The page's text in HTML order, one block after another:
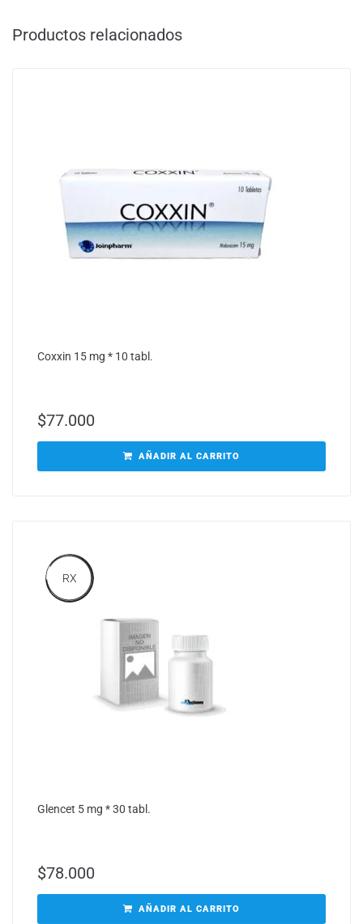
Productos relacionados
Coxxin 15 mg * 10 tabl.
$77.000
AÑADIR AL CARRITO
RX
Glencet 5 mg * 30 tabl.
$78.000
AÑADIR AL CARRITO